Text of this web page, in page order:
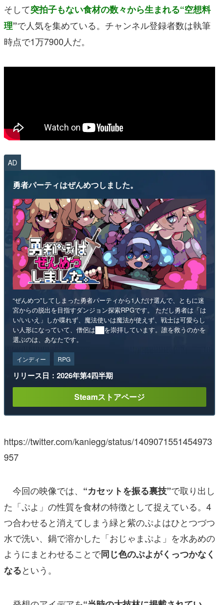
そして突拍子もない食材の数々から生まれる“空想料
理”で人気を集めている。チャンネル登録者数は執筆
時点で1万7900人だ。
AD
勇者パーティはぜんめつしました。
“ぜんめつ”してしまった勇者パーティから1人だけ選んで、ともに迷
宮からの脱出を目指すダンジョン探索RPGです。 ただし勇者は「は
い/いいえ」しか喋れず、魔法使いは魔法が使えず、戦士は可愛らし
い人形になっていて、僧侶は██を崇拝しています。誰を救うのかを
選ぶのは、あなたです。
インディー RPG
リリース日：2026年第4四半期
Steamストアページ
https://twitter.com/kaniegg/status/1409071551454973
957
今回の映像では、 “カセットを振る裏技”で取り出し
た「ぷよ」の性質を食材の特徴として捉えている。4
つ合わせると消えてしまう緑と紫のぷよはひとつづつ
水で洗い、鍋で溶かした「おじゃまぷよ」を水あめの
ようにまとわせることで同じ色のぷよがくっつかなく
なるという。